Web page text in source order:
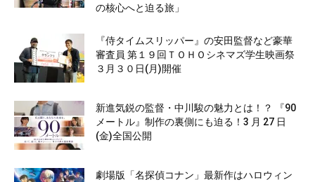
の核心へと迫る旅」
『侍タイムスリッパー』の安田監督など豪華
審査員 第１９回ＴＯＨＯシネマズ学生映画祭
３月３０日(月)開催
新進気鋭の監督・中川駿の魅力とは！？ 『90
メートル』制作の裏側にも迫る！3 月 27 日
(金)全国公開
劇場版「名探偵コナン」最新作はハロウィン